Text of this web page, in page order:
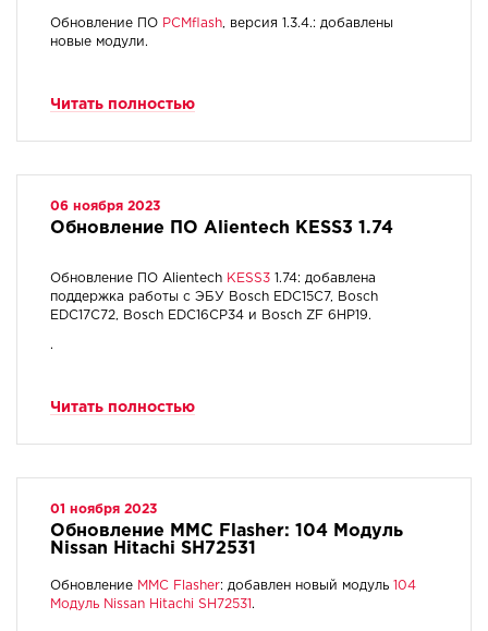
Обновление ПО PCMflash , версия 1.3.4.: добавлены
новые модули.
Читать полностью
06 ноября 2023
Обновление ПО Alientech KESS3 1.74
Обновление ПО Alientech KESS3 1.74: добавлена
поддержка работы с ЭБУ Bosch EDC15C7, Bosch
EDC17C72, Bosch EDC16CP34 и Bosch ZF 6HP19.
.
Читать полностью
01 ноября 2023
Обновление MMC Flasher: 104 Модуль
Nissan Hitachi SH72531
Обновление MMC Flasher: добавлен новый модуль 104
Модуль Nissan Hitachi SH72531 .